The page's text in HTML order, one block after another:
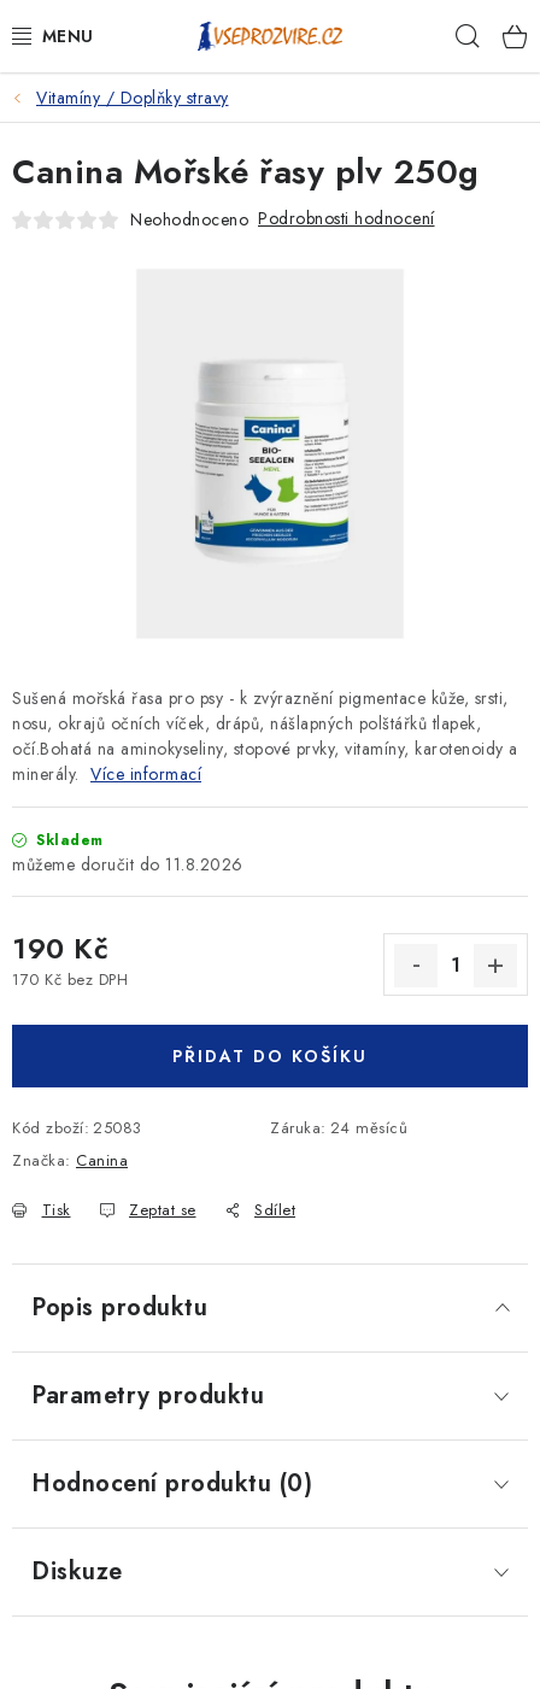
na
PSI
KOČKY
KONĚ
KRÁLÍCI/HLODAVCI/PTÁCI
Podmínky ochrany osobních údajů
Vitamíny / Doplňky stravy
Sušená mořská řasa pro psy - k zvýraznění pigmentace kůže, srsti,
nosu, okrajů očních víček, drápů, nášlapných polštářků tlapek,
očí.Bohatá na aminokyseliny, stopové prvky, vitamíny, karotenoidy a
minerály. Více informací
Skladem
11.8.2026
190 Kč
170 Kč bez DPH
PŘIDAT DO KOŠÍKU
Kód zboží: 25083 Záruka: 24 měsíců
Značka: Canina
Tisk Zeptat se Sdílet
Canina Mořské řasy plv 250g
Neohodnoceno Podrobnosti hodnocení
Popis produktu
Parametry produktu
Hodnocení produktu (0)
Diskuze